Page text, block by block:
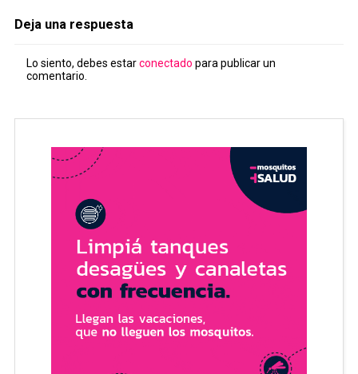
Deja una respuesta
Lo siento, debes estarconectado para publicar un
comentario.